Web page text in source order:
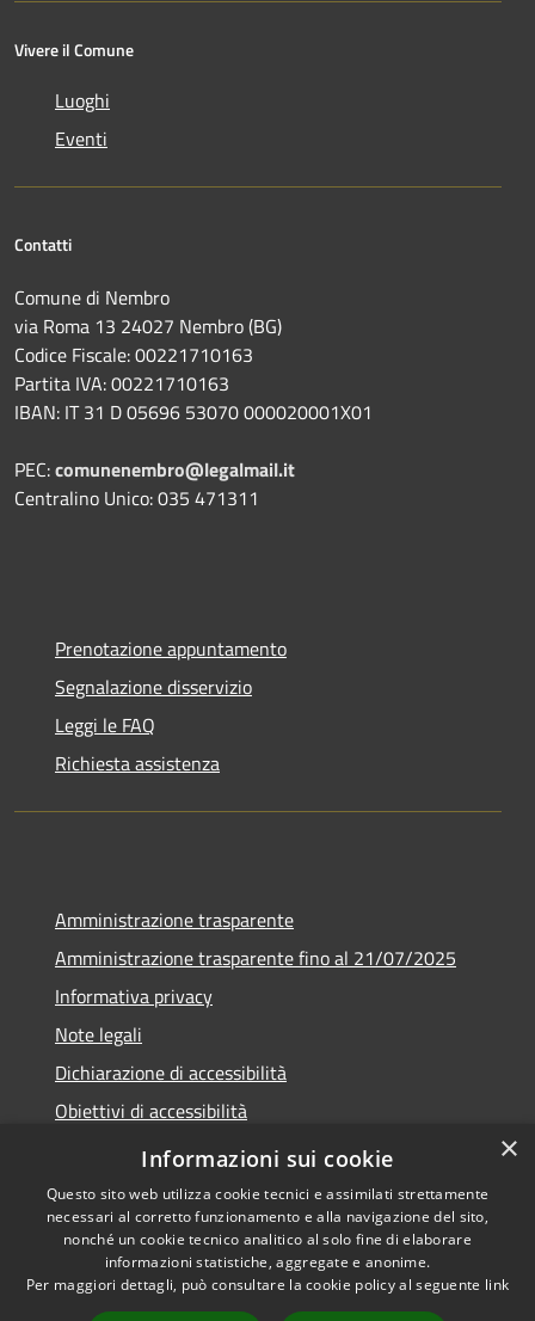
Vivere il Comune
Luoghi
Eventi
Contatti
Comune di Nembro
via Roma 13 24027 Nembro (BG)
Codice Fiscale: 00221710163
Partita IVA: 00221710163
IBAN: IT 31 D 05696 53070 000020001X01
PEC:comunenembro@legalmail.it
Centralino Unico: 035 471311
Prenotazione appuntamento
Segnalazione disservizio
Leggi le FAQ
Richiesta assistenza
Amministrazione trasparente
Amministrazione trasparente fino al 21/07/2025
Informativa privacy
Note legali
Dichiarazione di accessibilità
Obiettivi di accessibilità
Piano di miglioramento
Accessibilità
Copyright © 2026 • Comune di
Nembro • Powered by
×
Informazioni sui cookie
Questo sito web utilizza cookie tecnici e assimilati strettamente
necessari al corretto funzionamento e alla navigazione del sito,
nonché un cookie tecnico analitico al solo fine di elaborare
informazioni statistiche, aggregate e anonime.
Per maggiori dettagli, può consultare la cookie policy al seguente link